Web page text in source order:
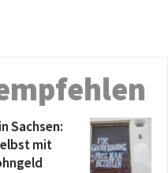
Sachsen:
mit